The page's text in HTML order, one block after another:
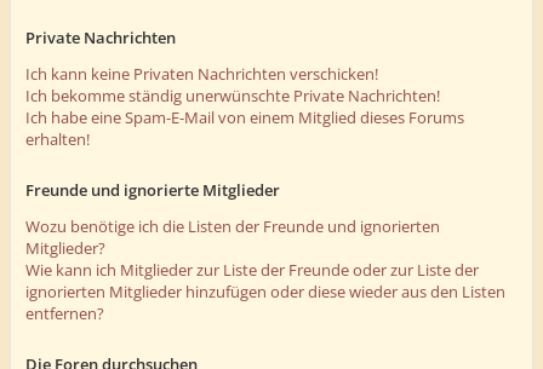
Private Nachrichten
Ich kann keine Privaten Nachrichten verschicken!
Ich bekomme ständig unerwünschte Private Nachrichten!
Ich habe eine Spam-E-Mail von einem Mitglied dieses Forums
erhalten!
Freunde und ignorierte Mitglieder
Wozu benötige ich die Listen der Freunde und ignorierten
Mitglieder?
Wie kann ich Mitglieder zur Liste der Freunde oder zur Liste der
ignorierten Mitglieder hinzufügen oder diese wieder aus den Listen
entfernen?
Die Foren durchsuchen